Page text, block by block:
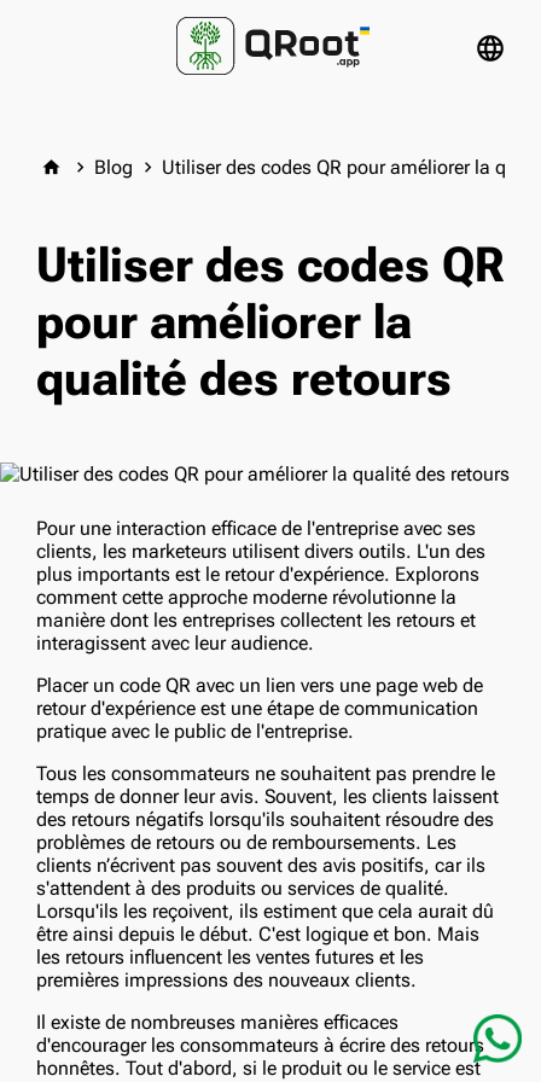
language
home keyboard_arrow_right Blog keyboard_arrow_right Utiliser des codes QR pour améliorer la
Utiliser des codes QR
pour améliorer la
qualité des retours
Pour une interaction efficace de l'entreprise avec ses
clients, les marketeurs utilisent divers outils. L'un des
plus importants est le retour d'expérience. Explorons
comment cette approche moderne révolutionne la
manière dont les entreprises collectent les retours et
interagissent avec leur audience.
Placer un code QR avec un lien vers une page web de
retour d'expérience est une étape de communication
pratique avec le public de l'entreprise.
Tous les consommateurs ne souhaitent pas prendre le
temps de donner leur avis. Souvent, les clients laissent
des retours négatifs lorsqu'ils souhaitent résoudre des
problèmes de retours ou de remboursements. Les
clients n’écrivent pas souvent des avis positifs, car ils
s'attendent à des produits ou services de qualité.
Lorsqu'ils les reçoivent, ils estiment que cela aurait dû
être ainsi depuis le début. C'est logique et bon. Mais
les retours influencent les ventes futures et les
premières impressions des nouveaux clients.
Il existe de nombreuses manières efficaces
d'encourager les consommateurs à écrire des retours
honnêtes. Tout d'abord, si le produit ou le service est